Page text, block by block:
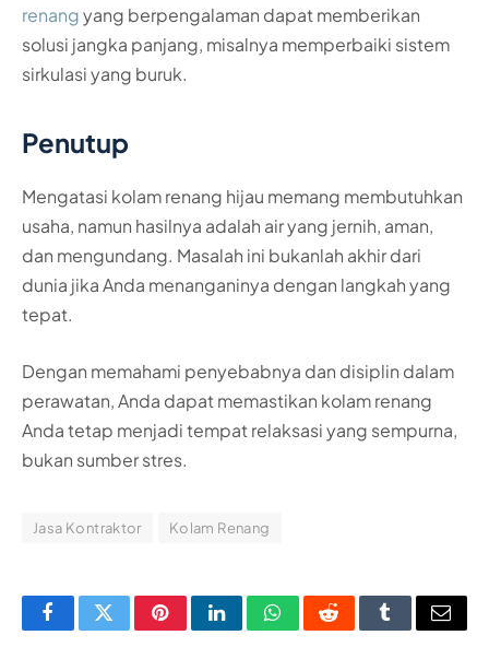
renangyang berpengalaman dapat memberikan
solusi jangka panjang, misalnya memperbaiki sistem
sirkulasi yang buruk.
Penutup
Mengatasi kolam renang hijau memang membutuhkan
usaha, namun hasilnya adalah air yang jernih, aman,
dan mengundang. Masalah ini bukanlah akhir dari
dunia jika Anda menanganinya dengan langkah yang
tepat.
Dengan memahami penyebabnya dan disiplin dalam
perawatan, Anda dapat memastikan kolam renang
Anda tetap menjadi tempat relaksasi yang sempurna,
bukan sumber stres.
Jasa Kontraktor Kolam Renang
FacebookTwitterPinterestLinkedInWhatsAppRedditTumblrEmail